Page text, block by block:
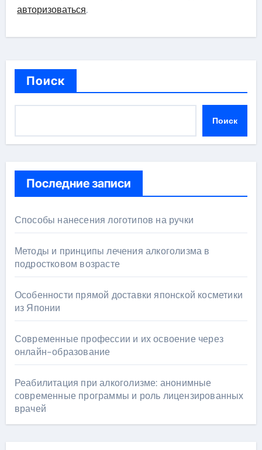
авторизоваться.
Поиск
Поиск
Последние записи
Способы нанесения логотипов на ручки
Методы и принципы лечения алкоголизма в
подростковом возрасте
Особенности прямой доставки японской косметики
из Японии
Современные профессии и их освоение через
онлайн-образование
Реабилитация при алкоголизме: анонимные
современные программы и роль лицензированных
врачей